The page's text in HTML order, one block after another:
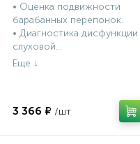
• Оценка подвижности
барабанных перепонок.
• Диагностика дисфункции
слуховой...
3 366 ₽